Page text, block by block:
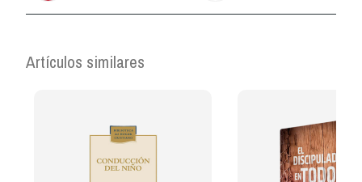
Artículos similares